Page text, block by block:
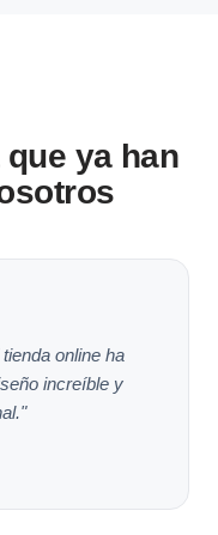
ya han
online ha
increíble y